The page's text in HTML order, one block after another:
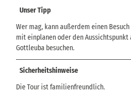
Unser Tipp
Wer mag, kann außerdem einen
mit einplanen oder den Aussichtspunkt
Gottleuba besuchen.
Sicherheitshinweise
Die Tour ist familienfreundlich.